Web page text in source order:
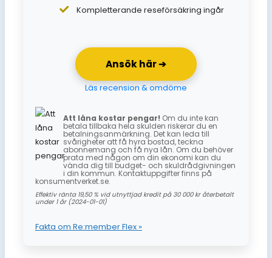
Kompletterande reseförsäkring ingår
Ansök här ➔
Läs recension & omdöme
Att låna kostar pengar! Om du inte kan
betala tillbaka hela skulden riskerar du en
betalningsanmärkning. Det kan leda till
svårigheter att få hyra bostad, teckna
abonnemang och få nya lån. Om du behöver
prata med någon om din ekonomi kan du
vända dig till budget- och skuldrådgivningen
i din kommun. Kontaktuppgifter finns på
konsumentverket.se.
Effektiv ränta 19,50 % vid utnyttjad kredit på 30 000 kr återbetalt
under 1 år (2024-01-01)
Fakta om Re:member Flex »